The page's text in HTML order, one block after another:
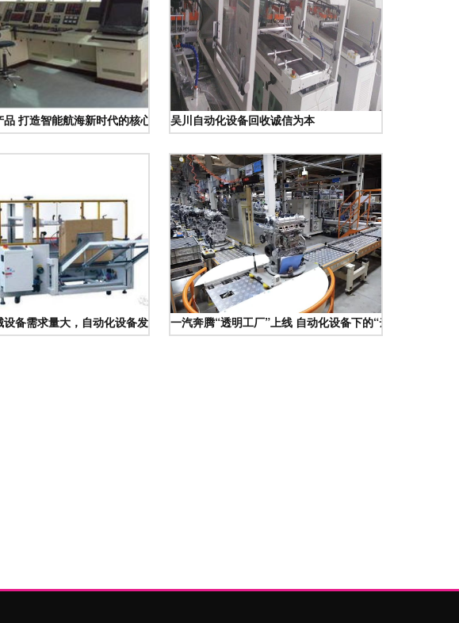
打造智能航海新时代的核心动力吴川自动化设备回收诚信为本
备需求量大，自动化设备发展前景可期一汽奔腾“透明工厂”上线 自动化设备下的“云监工”新体验